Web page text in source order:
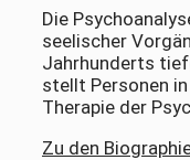
Die
seelischer
Jahrhunderts
stellt Personen
Therapie der
Zu den